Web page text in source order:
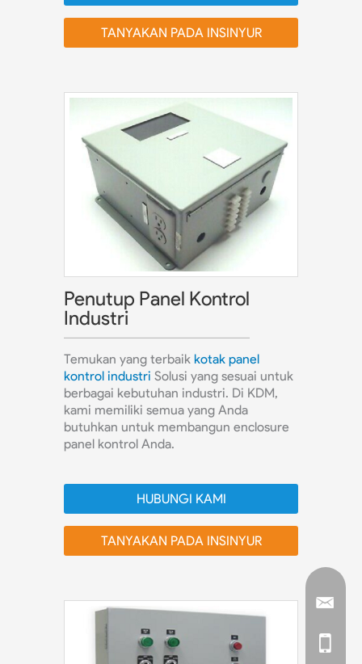
TANYAKAN PADA INSINYUR
Penutup Panel Kontrol
Industri
Temukan yang terbaik kotak panel
kontrol industri Solusi yang sesuai untuk
berbagai kebutuhan industri. Di KDM,
kami memiliki semua yang Anda
butuhkan untuk membangun enclosure
panel kontrol Anda.
HUBUNGI KAMI
TANYAKAN PADA INSINYUR